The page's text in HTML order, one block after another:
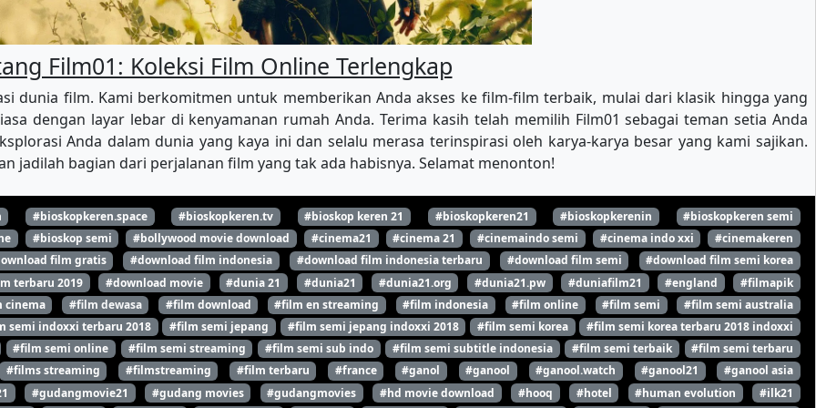
Film01: Koleksi Film Online Terlengkap
dunia film. Kami berkomitmen untuk memberikan Anda akses ke film-film terbaik, mulai dari klasik hingga yang
dengan layar lebar di kenyamanan rumah Anda. Terima kasih telah memilih Film01 sebagai teman setia Anda
Anda dalam dunia yang kaya ini dan selalu merasa terinspirasi oleh karya-karya besar yang kami sajikan.
jadilah bagian dari perjalanan film yang tak ada habisnya. Selamat menonton!
#bioskopkeren.space #bioskopkeren.tv #bioskop keren 21 #bioskopkeren21 #bioskopkerenin
#bioskopkeren semi
#bioskop semi #bollywood movie download #cinema21 #cinema 21 #cinemaindo semi #cinema indo xxi
#cinemakeren
film gratis
#download film indonesia #download film indonesia terbaru #download film semi
#download film semi korea
terbaru 2019
#download movie #dunia 21 #dunia21 #dunia21.org #dunia21.pw #duniafilm21 #england
#filmapik
cinema
#film dewasa #film download #film en streaming #film indonesia #film online #film semi
#film semi australia
semi indoxxi terbaru 2018
#film semi jepang #film semi jepang indoxxi 2018 #film semi korea
#film semi korea terbaru 2018 indoxxi
#film semi online
#film semi streaming #film semi sub indo #film semi subtitle indonesia #film semi terbaik
#film semi terbaru
#films streaming
#filmstreaming #film terbaru #france #ganol #ganool #ganool.watch #ganool21
#ganool asia
#gudangmovie21 #gudang movies #gudangmovies #hd movie download #hooq #hotel #human evolution
#ilk21